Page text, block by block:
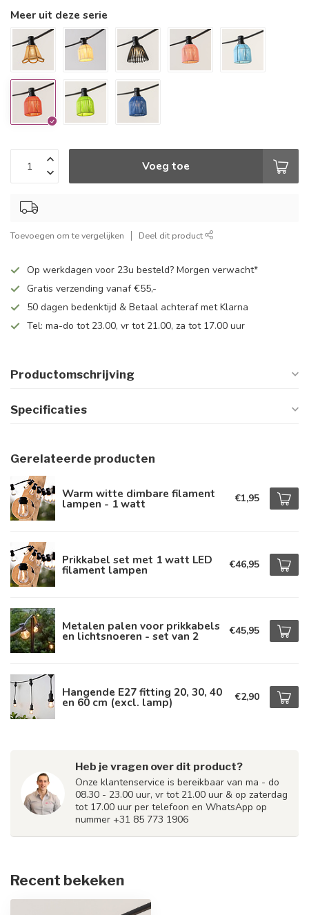
Meer uit deze serie
Voeg toe
Toevoegen om te vergelijken Deel dit product
Op werkdagen voor 23u besteld? Morgen verwacht*
Gratis verzending vanaf €55,-
50 dagen bedenktijd & Betaal achteraf met Klarna
Tel: ma-do tot 23.00, vr tot 21.00, za tot 17.00 uur
Productomschrijving
Specificaties
Gerelateerde producten
Warm witte dimbare filament
lampen - 1 watt €1,95
Prikkabel set met 1 watt LED
filament lampen €46,95
Metalen palen voor prikkabels
en lichtsnoeren - set van 2 €45,95
Hangende E27 fitting 20, 30, 40
en 60 cm (excl. lamp) €2,90
Heb je vragen over dit product?
Onze klantenservice is bereikbaar van ma - do
08.30 - 23.00 uur, vr tot 21.00 uur & op zaterdag
tot 17.00 uur per telefoon en WhatsApp op
nummer +31 85 773 1906
Recent bekeken